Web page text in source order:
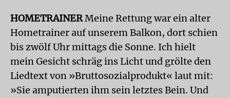
HOMETRAINERMeine Rettung war ein alter
Hometrainer auf unserem Balkon, dort schien
bis zwölf Uhr mittags die Sonne. Ich hielt
mein Gesicht schräg ins Licht und grölte den
Liedtext von »Bruttosozialprodukt« laut mit:
»Sie amputierten ihm sein letztes Bein. Und